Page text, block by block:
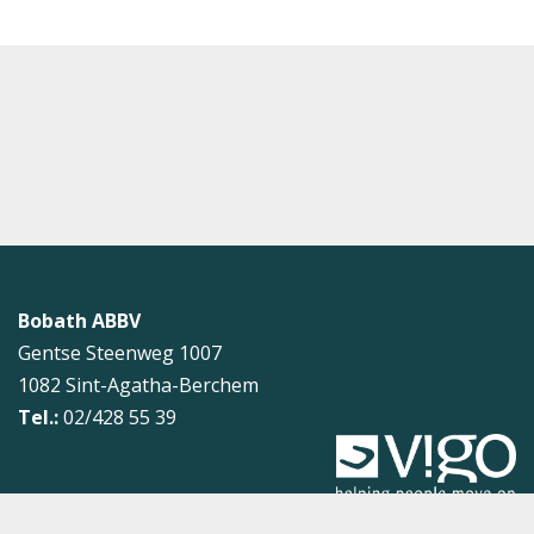
Bobath ABBV
Gentse Steenweg 1007
1082 Sint-Agatha-Berchem
Tel.:02/428 55 39